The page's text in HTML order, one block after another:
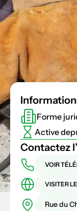
Forme
Active
Contactez
VOIR
VISITER
Rue du